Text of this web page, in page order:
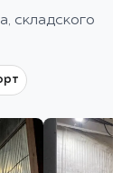
складского